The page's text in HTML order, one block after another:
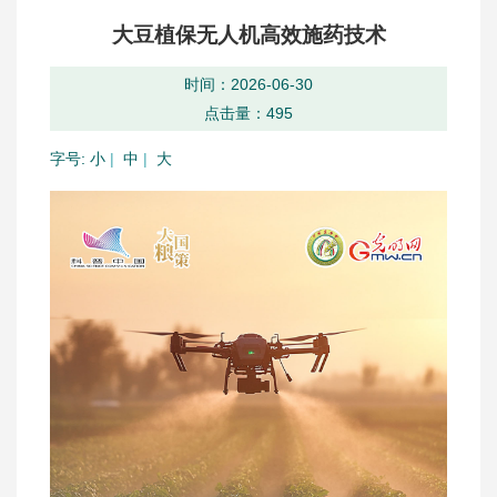
大豆植保无人机高效施药技术
时间：2026-06-30
点击量： 495
字号: 小 | 中 | 大